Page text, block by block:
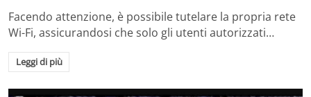
Facendo attenzione, è possibile tutelare la propria rete
Wi-Fi, assicurandosi che solo gli utenti autorizzati…
Leggi di più